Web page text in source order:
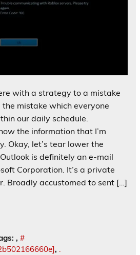
with a strategy to a mistake
the mistake which everyone
our daily schedule.
the information that I’m
Okay, let’s tear lower the
is definitely an e-mail
Corporation. It’s a private
Broadly accustomed to sent […]
, #
, .